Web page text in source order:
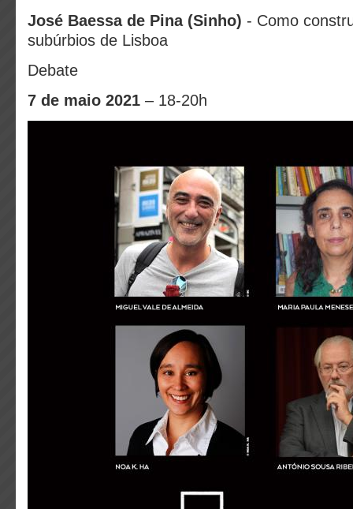
José Baessa de Pina (Sinho) - Como
subúrbios de Lisboa
Debate
7 de maio 2021 – 18-20h